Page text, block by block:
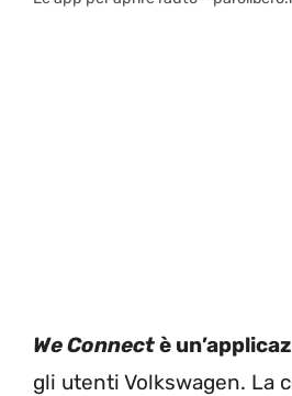
We Connectè
gli utenti Volkswagen. La